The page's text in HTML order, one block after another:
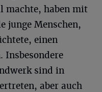
machte, haben mit
junge Menschen,
einen
Insbesondere
sind in
aber auch